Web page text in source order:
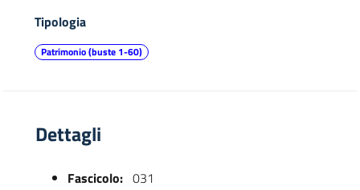
Tipologia
Patrimonio (buste 1-60)
Dettagli
Fascicolo: 031